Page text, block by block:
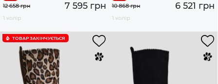
7 595 грн
12 658 грн
1 колір
6 521 грн
10 868 грн
1 колір
ТОВАР ЗАКІНЧУЄTЬСЯ